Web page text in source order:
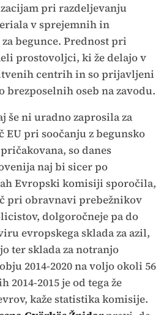
pri razdeljevanju
v sprejemnih in
begunce. Prednost pri
prostovoljci, ki že delajo v
centrih in so prijavljeni
oseb na zavodu.
še ni uradno zaprosila za
pri soočanju z begunsko
so danes
naj bi sicer po
Evropski komisiji sporočila,
pri obravnavi prebežnikov
dolgoročneje pa do
evropskega sklada za azil,
ter sklada za notranjo
2014-2020 na voljo okoli 56
2015 je od tega že
kaže statistika komisije.